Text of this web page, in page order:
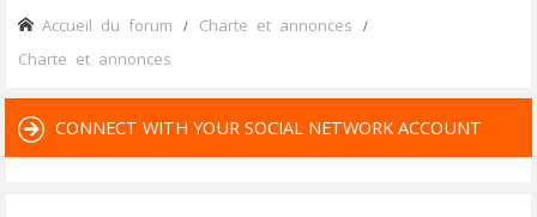
Accueil du forum Charte et annonces
Charte et annonces
CONNECT WITH YOUR SOCIAL NETWORK ACCOUNT